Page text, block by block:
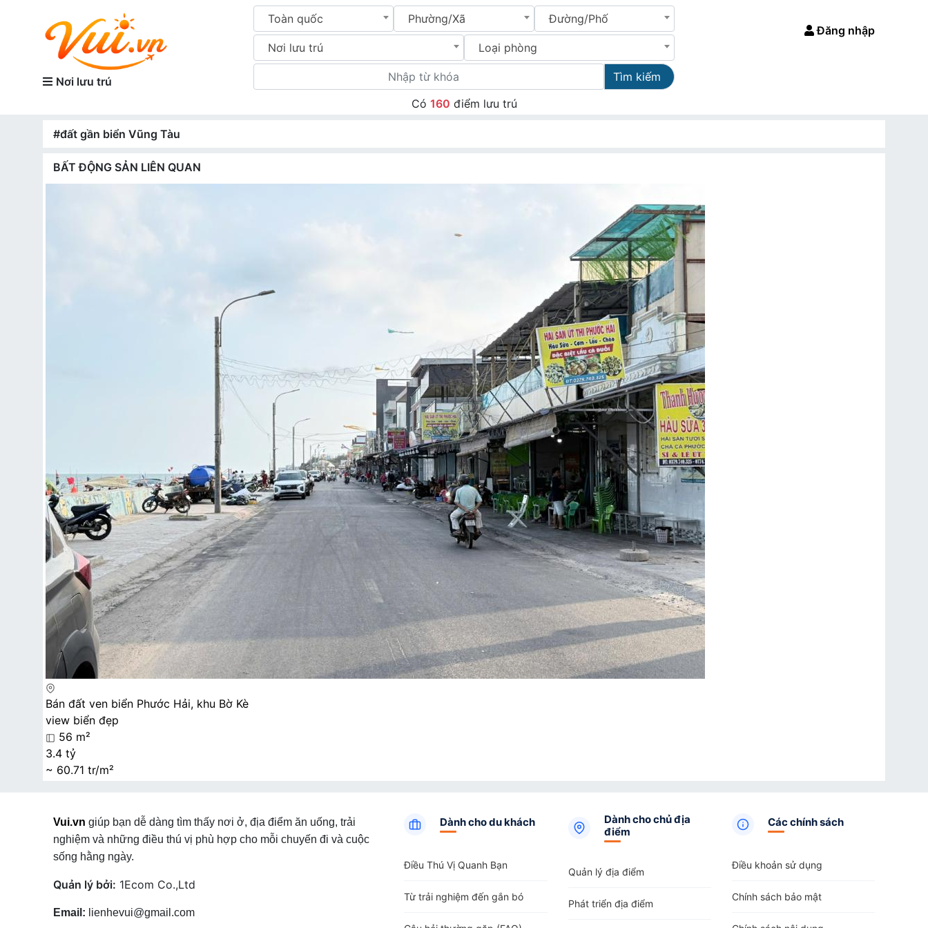
Nơi lưu trú
Toàn quốc Phường/Xã Đường/Phố
Nơi lưu trú Loại phòng
Tìm kiếm
Đăng nhập
Có 160 điểm lưu trú
#đất gần biển Vũng Tàu
BẤT ĐỘNG SẢN LIÊN QUAN
Bán đất ven biển Phước Hải, khu Bờ Kè
view biển đẹp
56 m²
3.4 tỷ
~ 60.71 tr/m²
Vui.vn giúp bạn dễ dàng tìm thấy nơi ở, địa điểm ăn uống, trải
nghiệm và những điều thú vị phù hợp cho mỗi chuyến đi và cuộc
sống hằng ngày.
Quản lý bởi: 1Ecom Co.,Ltd
Email: lienhevui@gmail.com
Dành cho du khách
Điều Thú Vị Quanh Bạn
Từ trải nghiệm đến gắn bó
Dành cho chủ địa
điểm
Quản lý địa điểm
Phát triển địa điểm
Các chính sách
Điều khoản sử dụng
Chính sách bảo mật